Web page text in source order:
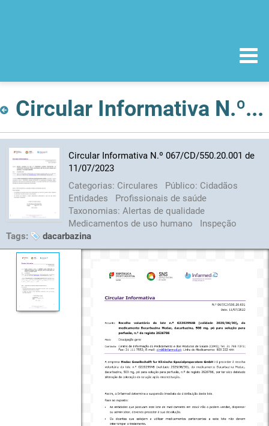
Circular Informativa N.º 067/CD/550.20.001 de 11/07/2023
Circular Informativa N.º 067/CD/550.20.001 de
11/07/2023
Categorias: Circulares Público: Cidadãos
Entidades
Profissionais de saúde
Taxonomias: Alertas de qualidade
Medicamentos de uso humano
Inspeção
Tags:
dacarbazina